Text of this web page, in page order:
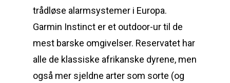
trådløse alarmsystemer i Europa.
Garmin Instinct er et outdoor-ur til de
mest barske omgivelser. Reservatet har
alle de klassiske afrikanske dyrene, men
også mer sjeldne arter som sorte (og